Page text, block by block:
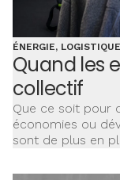
ÉNERGIE,
Quand les
collectif
Que ce soit pour
économies ou
sont de plus en
place : celui des